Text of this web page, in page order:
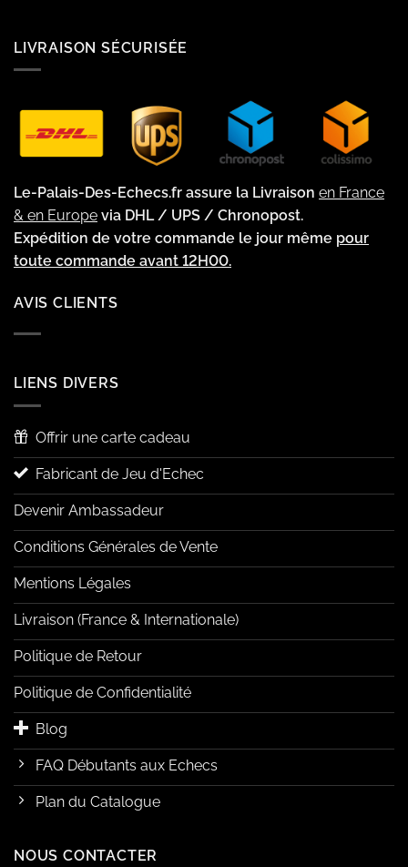
LIVRAISON SÉCURISÉE
Le-Palais-Des-Echecs.fr assure la Livraison en France
& en Europe via DHL / UPS / Chronopost.
Expédition de votre commande le jour même pour
toute commande avant 12H00.
AVIS CLIENTS
LIENS DIVERS
Offrir une carte cadeau
Fabricant de Jeu d'Echec
Devenir Ambassadeur
Conditions Générales de Vente
Mentions Légales
Livraison (France & Internationale)
Politique de Retour
Politique de Confidentialité
Blog
FAQ Débutants aux Echecs
Plan du Catalogue
NOUS CONTACTER